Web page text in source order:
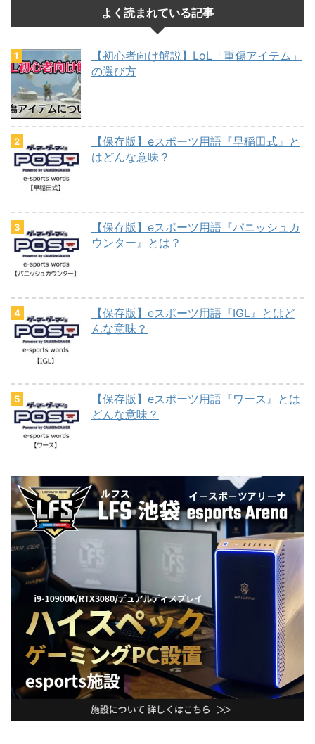
よく読まれている記事
【初心者向け解説】LoL「重傷アイテム」
の選び方
【保存版】eスポーツ用語『早稲田式』と
はどんな意味？
【保存版】eスポーツ用語『パニッシュカ
ウンター』とは？
【保存版】eスポーツ用語『IGL』とはど
んな意味？
【保存版】eスポーツ用語『ワース』とは
どんな意味？